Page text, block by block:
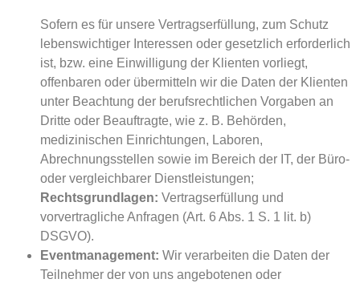
Sofern es für unsere Vertragserfüllung, zum Schutz
lebenswichtiger Interessen oder gesetzlich erforderlich
ist, bzw. eine Einwilligung der Klienten vorliegt,
offenbaren oder übermitteln wir die Daten der Klienten
unter Beachtung der berufsrechtlichen Vorgaben an
Dritte oder Beauftragte, wie z. B. Behörden,
medizinischen Einrichtungen, Laboren,
Abrechnungsstellen sowie im Bereich der IT, der Büro-
oder vergleichbarer Dienstleistungen;
Rechtsgrundlagen: Vertragserfüllung und
vorvertragliche Anfragen (Art. 6 Abs. 1 S. 1 lit. b)
DSGVO).
Eventmanagement: Wir verarbeiten die Daten der
Teilnehmer der von uns angebotenen oder